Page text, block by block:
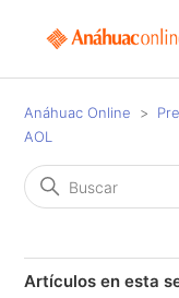
Anáhuac Online
AOL
Artículos en esta